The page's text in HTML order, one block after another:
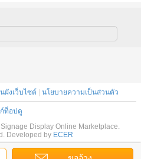
ผังเว็บไซต์ นโยบายความเป็นส่วนตัว
ท็อปดู
Display Online Marketplace.
Developed by ECER